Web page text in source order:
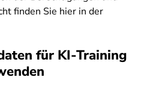
finden Sie hier in der
für KI-Training